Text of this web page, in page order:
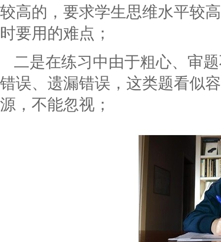
较高的，要求学生思维水平较
时要用的难点；
二是在练习中由于粗心、审
错误、遗漏错误，这类题看似
源，不能忽视；